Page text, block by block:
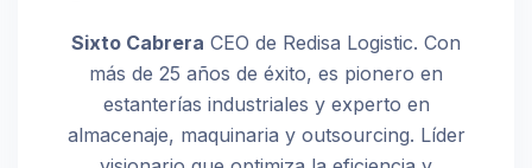
Sixto Cabrera CEO de Redisa Logistic. Con
más de 25 años de éxito, es pionero en
estanterías industriales y experto en
almacenaje, maquinaria y outsourcing. Líder